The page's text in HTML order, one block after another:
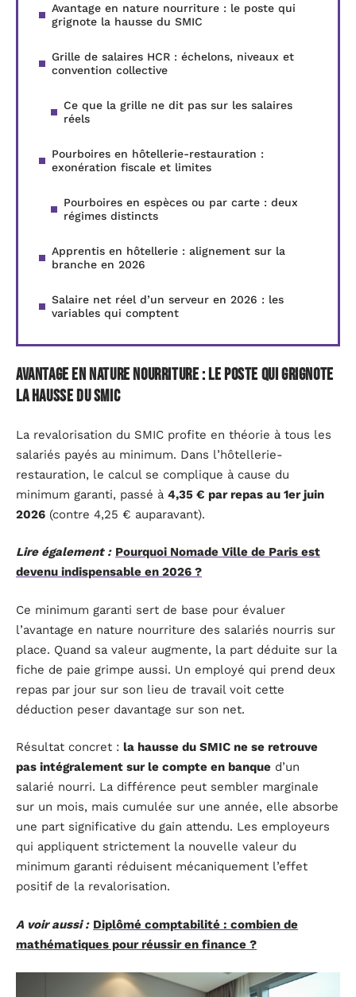
Avantage en nature nourriture : le poste qui
grignote la hausse du SMIC
Grille de salaires HCR : échelons, niveaux et
convention collective
Ce que la grille ne dit pas sur les salaires
réels
Pourboires en hôtellerie-restauration :
exonération fiscale et limites
Pourboires en espèces ou par carte : deux
régimes distincts
Apprentis en hôtellerie : alignement sur la
branche en 2026
Salaire net réel d’un serveur en 2026 : les
variables qui comptent
Avantage en nature nourriture : le poste qui grignote
la hausse du SMIC
La revalorisation du SMIC profite en théorie à tous les
salariés payés au minimum. Dans l’hôtellerie-
restauration, le calcul se complique à cause du
minimum garanti, passé à 4,35 € par repas au 1er juin
2026 (contre 4,25 € auparavant).
Lire également : Pourquoi Nomade Ville de Paris est
devenu indispensable en 2026 ?
Ce minimum garanti sert de base pour évaluer
l’avantage en nature nourriture des salariés nourris sur
place. Quand sa valeur augmente, la part déduite sur la
fiche de paie grimpe aussi. Un employé qui prend deux
repas par jour sur son lieu de travail voit cette
déduction peser davantage sur son net.
Résultat concret : la hausse du SMIC ne se retrouve
pas intégralement sur le compte en banque d’un
salarié nourri. La différence peut sembler marginale
sur un mois, mais cumulée sur une année, elle absorbe
une part significative du gain attendu. Les employeurs
qui appliquent strictement la nouvelle valeur du
minimum garanti réduisent mécaniquement l’effet
positif de la revalorisation.
A voir aussi : Diplômé comptabilité : combien de
mathématiques pour réussir en finance ?